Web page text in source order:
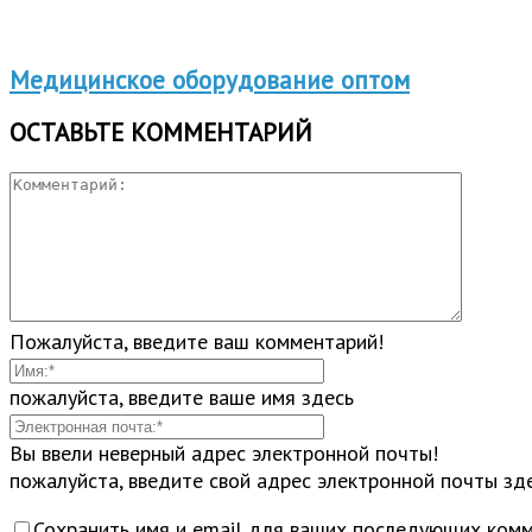
Медицинское оборудование оптом
ОСТАВЬТЕ КОММЕНТАРИЙ
Пожалуйста, введите ваш комментарий!
пожалуйста, введите ваше имя здесь
Вы ввели неверный адрес электронной почты!
пожалуйста, введите свой адрес электронной почты